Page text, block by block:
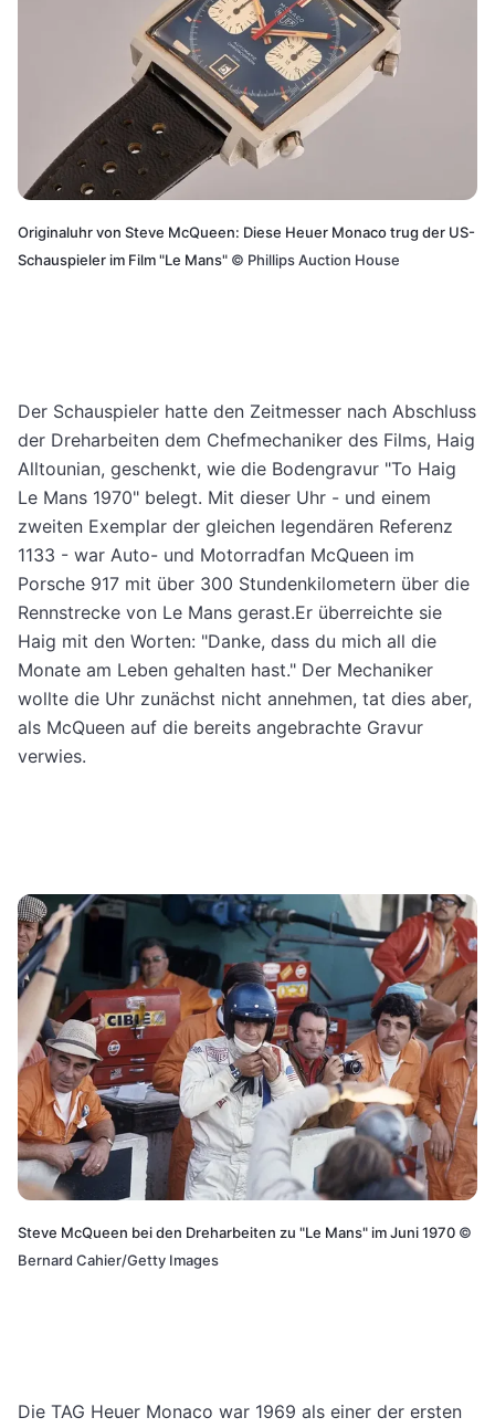
Originaluhr von Steve McQueen: Diese Heuer Monaco trug der US-
Schauspieler im Film "Le Mans" © Phillips Auction House
Der Schauspieler hatte den Zeitmesser nach Abschluss
der Dreharbeiten dem Chefmechaniker des Films, Haig
Alltounian, geschenkt, wie die Bodengravur "To Haig
Le Mans 1970" belegt. Mit dieser Uhr - und einem
zweiten Exemplar der gleichen legendären Referenz
1133 - war Auto- und Motorradfan McQueen im
Porsche 917 mit über 300 Stundenkilometern über die
Rennstrecke von Le Mans gerast.Er überreichte sie
Haig mit den Worten: "Danke, dass du mich all die
Monate am Leben gehalten hast." Der Mechaniker
wollte die Uhr zunächst nicht annehmen, tat dies aber,
als McQueen auf die bereits angebrachte Gravur
verwies.
Steve McQueen bei den Dreharbeiten zu "Le Mans" im Juni 1970 ©
Bernard Cahier/Getty Images
Die TAG Heuer Monaco war 1969 als einer der ersten